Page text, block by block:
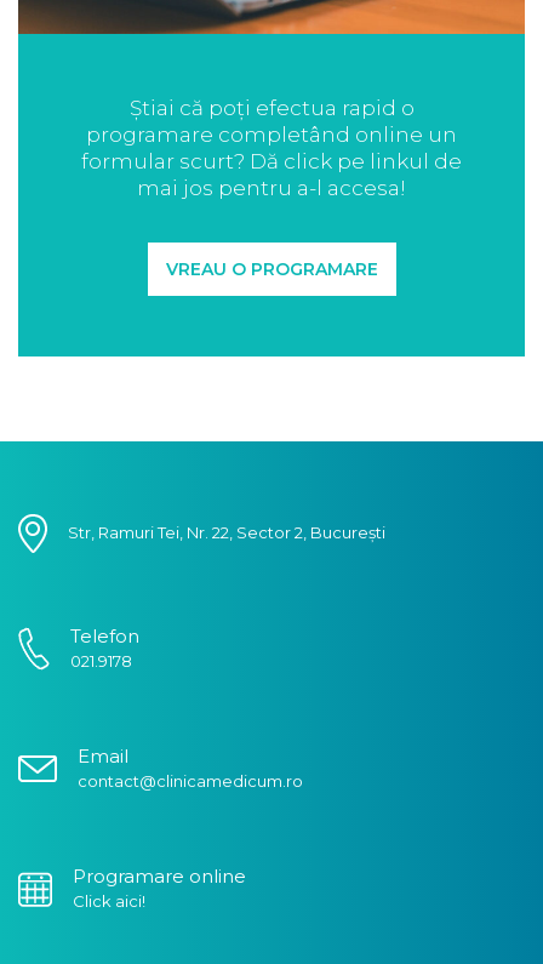
Știai că poți efectua rapid o
programare completând online un
formular scurt? Dă click pe linkul de
mai jos pentru a-l accesa!
VREAU O PROGRAMARE
Str, Ramuri Tei, Nr. 22, Sector 2, București
Telefon
021.9178
Email
contact@clinicamedicum.ro
Programare online
Click aici!